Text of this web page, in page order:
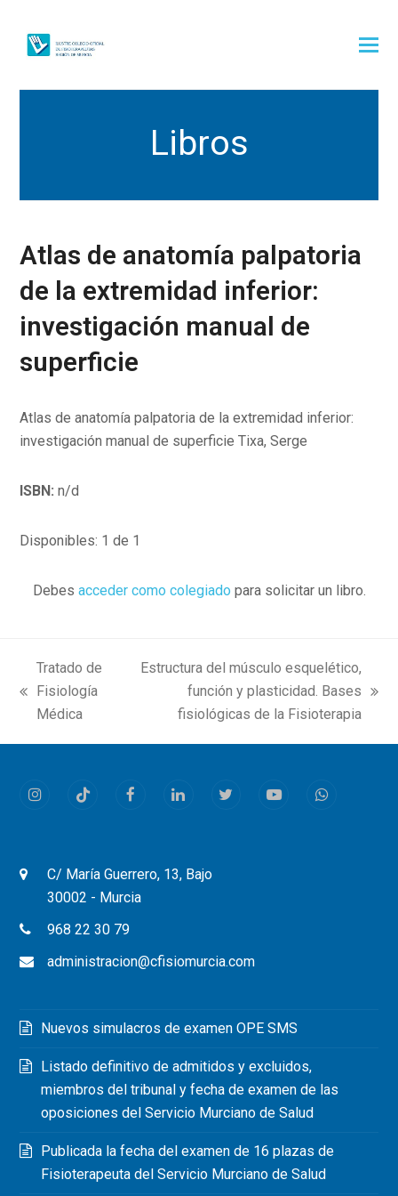
Libros
Atlas de anatomía palpatoria
de la extremidad inferior:
investigación manual de
superficie
Atlas de anatomía palpatoria de la extremidad inferior:
investigación manual de superficie Tixa, Serge
ISBN: n/d
Disponibles: 1 de 1
Debes acceder como colegiado para solicitar un libro.
previous
post:
Tratado de
Fisiología
Médica
Estructura del músculo esquelético,
función y plasticidad. Bases
fisiológicas de la Fisioterapia
InstagramTiktok FacebookLinkedInTwitterYoutubeWhatsapp
C/ María Guerrero, 13, Bajo
30002 - Murcia
968 22 30 79
administracion@cfisiomurcia.com
Nuevos simulacros de examen OPE SMS
Listado definitivo de admitidos y excluidos,
miembros del tribunal y fecha de examen de las
oposiciones del Servicio Murciano de Salud
Publicada la fecha del examen de 16 plazas de
Fisioterapeuta del Servicio Murciano de Salud